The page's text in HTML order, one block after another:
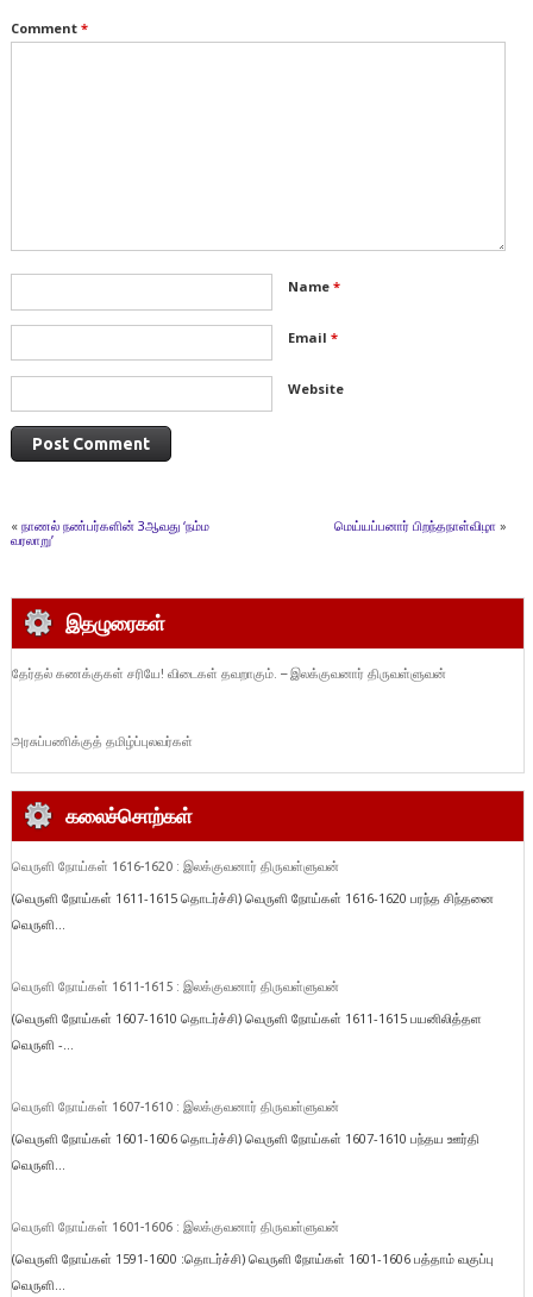
Comment *
Name *
Email *
Website
« நாணல் நண்பர்களின் 3ஆவது ‘நம்ம
வரலாறு’
மெய்யப்பனார் பிறந்தநாள்விழா »
இதழுரைகள்
தேர்தல் கணக்குகள் சரியே! விடைகள் தவறாகும். – இலக்குவனார் திருவள்ளுவன்
அரசுப்பணிக்குத் தமிழ்ப்புலவர்கள்
கலைச்சொற்கள்
வெருளி நோய்கள் 1616-1620 : இலக்குவனார் திருவள்ளுவன்
(வெருளி நோய்கள் 1611-1615 தொடர்ச்சி) வெருளி நோய்கள் 1616-1620 பரந்த சிந்தனை
வெருளி...
வெருளி நோய்கள் 1611-1615 : இலக்குவனார் திருவள்ளுவன்
(வெருளி நோய்கள் 1607-1610 தொடர்ச்சி) வெருளி நோய்கள் 1611-1615 பயனிலித்தள
வெருளி -...
வெருளி நோய்கள் 1607-1610 : இலக்குவனார் திருவள்ளுவன்
(வெருளி நோய்கள் 1601-1606 தொடர்ச்சி) வெருளி நோய்கள் 1607-1610 பந்தய ஊர்தி
வெருளி...
வெருளி நோய்கள் 1601-1606 : இலக்குவனார் திருவள்ளுவன்
(வெருளி நோய்கள் 1591-1600 :தொடர்ச்சி) வெருளி நோய்கள் 1601-1606 பத்தாம் வகுப்பு
வெருளி...